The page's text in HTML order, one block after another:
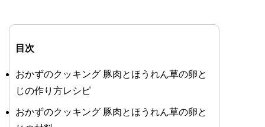
目次
おかずのクッキング 豚肉とほうれん草の卵と
じの作り方レシピ
おかずのクッキング 豚肉とほうれん草の卵と